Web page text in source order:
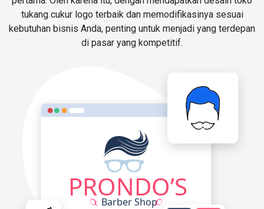
tukang cukur logo terbaik dan memodifikasinya sesuai
kebutuhan bisnis Anda, penting untuk menjadi yang terdepan
di pasar yang kompetitif.